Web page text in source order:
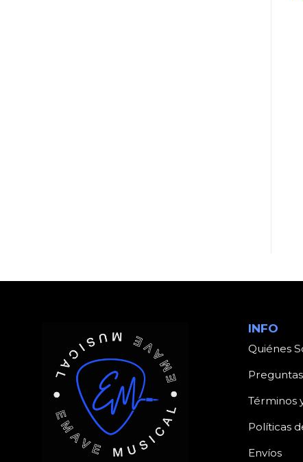
INFO
Quiénes
Términos
Políticas
Envíos